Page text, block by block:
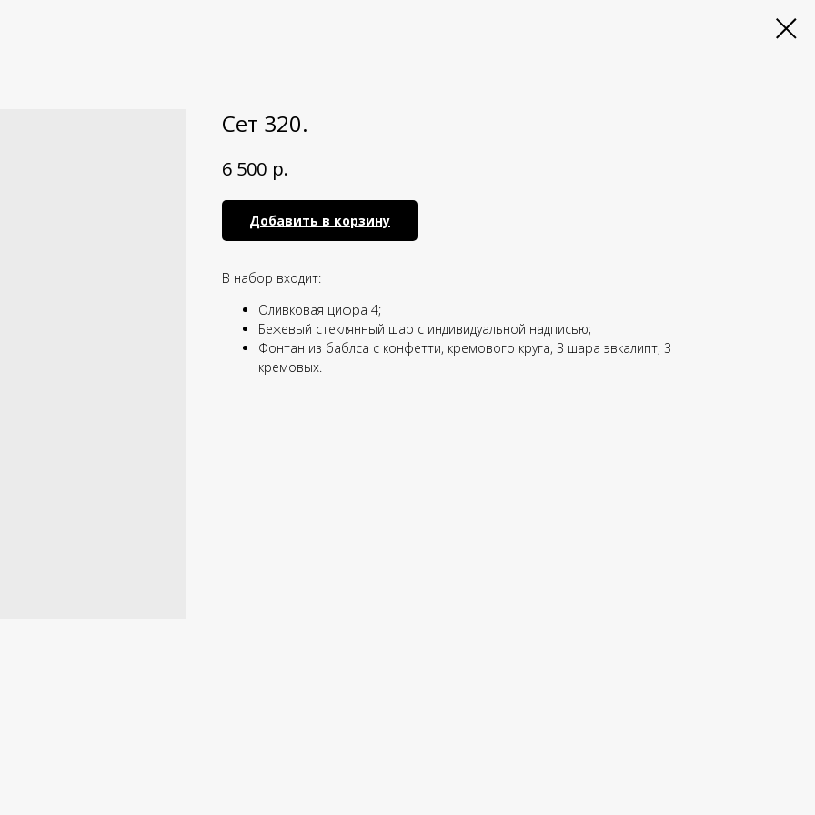
Сет 320.
6 500 р.
Добавить в корзину
В набор входит:
Оливковая цифра 4;
Бежевый стеклянный шар с индивидуальной надписью;
Фонтан из баблса с конфетти, кремового круга, 3 шара эвкалипт, 3
кремовых.